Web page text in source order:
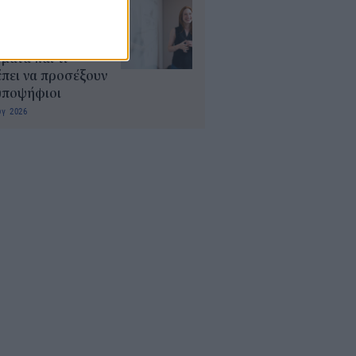
και τι
να προσέξουν
2026